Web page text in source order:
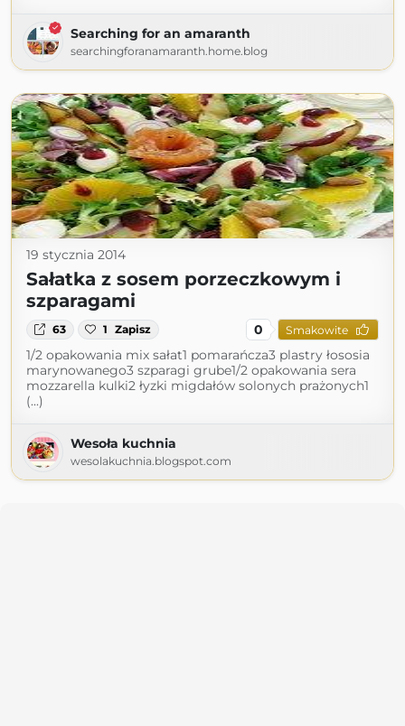
Searching for an amaranth
searchingforanamaranth.home.blog
19 stycznia 2014
Sałatka z sosem porzeczkowym i
szparagami
63 1 Zapisz 0 Smakowite
1/2 opakowania mix sałat1 pomarańcza3 plastry łososia
marynowanego3 szparagi grube1/2 opakowania sera
mozzarella kulki2 łyzki migdałów solonych prażonych1
(...)
Wesoła kuchnia
wesolakuchnia.blogspot.com